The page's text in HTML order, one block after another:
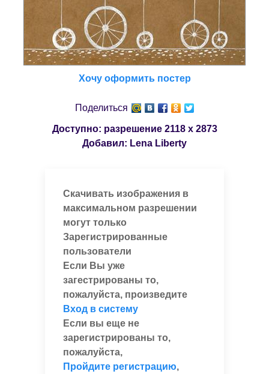
Хочу оформить постер
Поделиться
Доступно: разрешение 2118 x 2873
Добавил: Lena Liberty
Скачивать изображения в
максимальном разрешении
могут только
Зарегистрированные
пользователи
Если Вы уже
загестрированы то,
пожалуйста, произведите
Вход в систему
Если вы еще не
зарегистрированы то,
пожалуйста,
Пройдите регистрацию,